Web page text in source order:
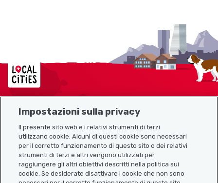
Localcities
Link utili
Scarica l’app Localcities
Impostazioni sulla privacy
Il presente sito web e i relativi strumenti di terzi
utilizzano cookie. Alcuni di questi cookie sono necessari
per il corretto funzionamento di questo sito o dei relativi
strumenti di terzi e altri vengono utilizzati per
raggiungere gli altri obiettivi descritti nella politica sui
cookie. Se desiderate disattivare i cookie che non sono